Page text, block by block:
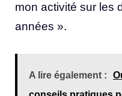
mon activité sur les
années ».
A lire également :